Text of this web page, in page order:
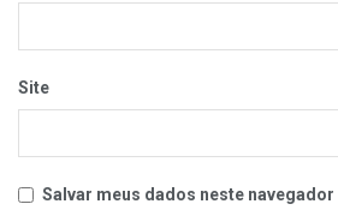
Site
Salvar meus dados neste navegador